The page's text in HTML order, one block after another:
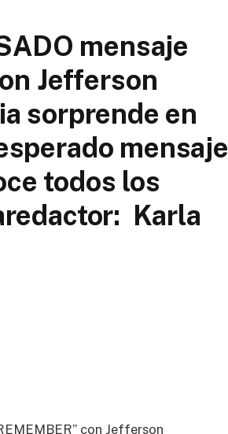
mensaje
Jefferson
sorprende en
mensaje
todos los
Karla
con Jefferson